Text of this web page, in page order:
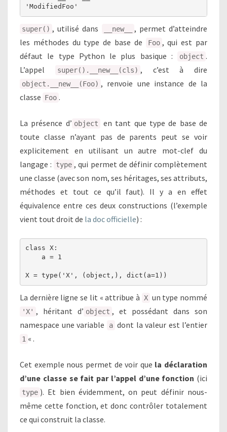
'ModifiedFoo'
super() , utilisé dans __new__
, permet d’atteindre
les méthodes du type de base de
Foo , qui est par
défaut le type Python le plus basique :
object .
L’appel
super().__new__(cls) , c’est à dire
object.__new__(Foo) , renvoie une instance de la
classe Foo .
La présence d’ object
en tant que type de base de
toute classe n’ayant pas de parents peut se voir
explicitement en utilisant un autre mot-clef du
langage :
type , qui permet de définir complètement
une classe (avec son nom, ses héritages, ses attributs,
méthodes et tout ce qu’il faut). Il y a en effet
équivalence entre ces deux constructions (l’exemple
vient tout droit de la doc officielle) :
class X:
    a = 1
X = type('X', (object,), dict(a=1))
La dernière ligne se lit « attribue à X un type nommé
'X' , héritant d’ object , et possédant dans son
namespace une variable
a dont la valeur est l’entier
1 « .
Cet exemple nous permet de voir que la déclaration
d’une classe se fait par l’appel d’une fonction (ici
type ). Et bien évidemment, on peut définir nous-
même cette fonction, et donc contrôler totalement
ce qui construit la classe.